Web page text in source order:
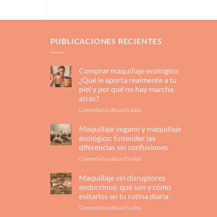
PUBLICACIONES RECIENTES
Comprar maquillaje ecológico:
¿Qué le aporta realmente a tu
piel y por qué no hay marcha
atrás?
Comentarios desactivadosen
ecológico:
¿Qué
le
aporta
tu
piel
y
por
Maquillaje vegano y maquillaje
ecológico: Entender las
diferencias sin confusiones
Comentarios desactivadosen
vegano
maquillaje
ecológico:
Entender
Maquillaje sin disruptores
endocrinos: qué son y cómo
evitarlos en tu rutina diaria
Comentarios desactivadosen